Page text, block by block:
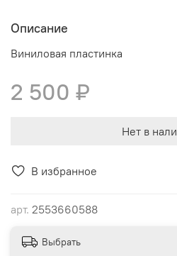
В избранное
арт. 2553660588
Описание
Виниловая пластинка
2 500 ₽
Нет в
Выбрать